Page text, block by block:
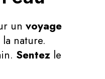
un voyage
nature.
Sentez le